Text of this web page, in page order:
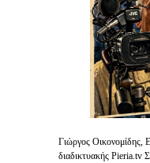
Γιώργος Οικονομίδης,
διαδικτυακής Pieria.tv